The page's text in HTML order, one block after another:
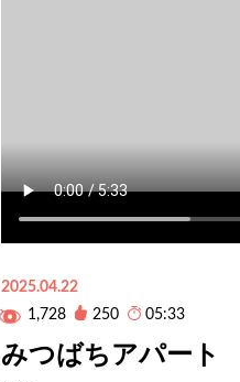
2025.04.22
1,728
250 05:33
みつばちアパート